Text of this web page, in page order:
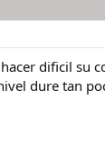
dificil su
dure tan